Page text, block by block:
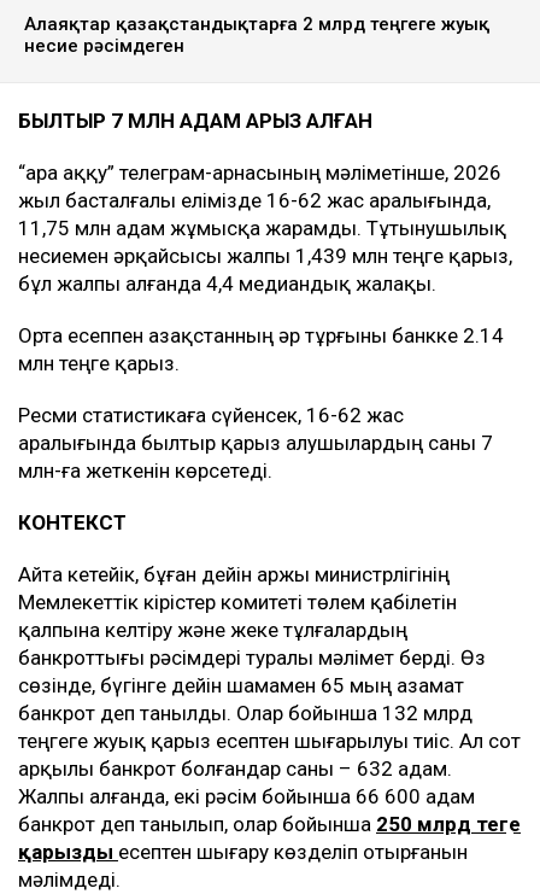
Алаяқтар қазақстандықтарға 2 млрд теңгеге жуық
несие рәсімдеген
БЫЛТЫР 7 МЛН АДАМ ҚАРЫЗ АЛҒАН
“Қара аққу” телеграм-арнасының мәліметінше, 2026
жыл басталғалы елімізде 16-62 жас аралығында,
11,75 млн адам жұмысқа жарамды. Тұтынушылық
несиемен әрқайсысы жалпы 1,439 млн теңге қарыз,
бұл жалпы алғанда 4,4 медиандық жалақы.
Орта есеппен Қазақстанның әр тұрғыны банкке 2.14
млн теңге қарыз.
Ресми статистикаға сүйенсек, 16-62 жас
аралығында былтыр қарыз алушылардың саны 7
млн-ға жеткенін көрсетеді.
КОНТЕКСТ
Айта кетейік, бұған дейін Қаржы министрлігінің
Мемлекеттік кірістер комитеті төлем қабілетін
қалпына келтіру және жеке тұлғалардың
банкроттығы рәсімдері туралы мәлімет берді. Өз
сөзінде, бүгінге дейін шамамен 65 мың азамат
банкрот деп танылды. Олар бойынша 132 млрд
теңгеге жуық қарыз есептен шығарылуы тиіс. Ал сот
арқылы банкрот болғандар саны – 632 адам.
Жалпы алғанда, екі рәсім бойынша 66 600 адам
банкрот деп танылып, олар бойынша 250 млрд теңге
қарызды есептен шығару көзделіп отырғанын
мәлімдеді.